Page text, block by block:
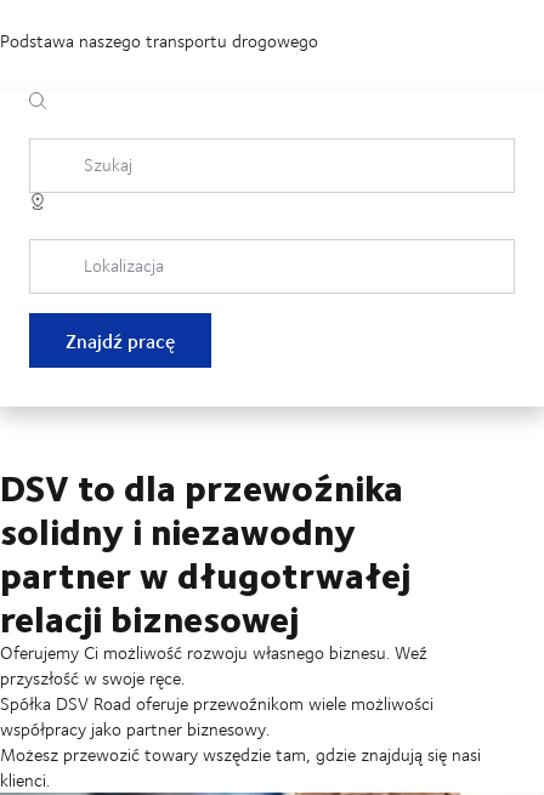
Podstawa naszego transportu drogowego
Szukaj
Lokalizacja
Znajdź pracę
DSV to dla przewoźnika
solidny i niezawodny
partner w długotrwałej
relacji biznesowej
Oferujemy Ci możliwość rozwoju własnego biznesu. Weź
przyszłość w swoje ręce.
Spółka DSV Road oferuje przewoźnikom wiele możliwości
współpracy jako partner biznesowy.
Możesz przewozić towary wszędzie tam, gdzie znajdują się nasi
klienci.